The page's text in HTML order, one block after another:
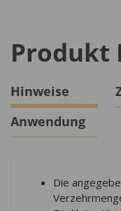
Produkt
Hinweise
Anwendung
Die